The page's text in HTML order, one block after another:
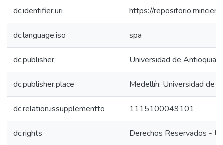
dc.identifier.uri https://
dc.language.iso spa
dc.publisher Universidad de Antioquia
dc.publisher.place Medellín: Universidad de
dc.relation.issupplementto 1115100049101
dc.rights Derechos Reservados -